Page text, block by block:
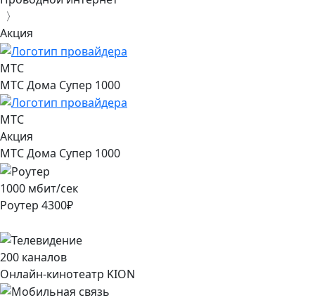
〉
Акция
МТС
МТС Дома Супер 1000
МТС
Акция
МТС Дома Супер 1000
1000 мбит/сек
Роутер 4300₽
200 каналов
Онлайн-кинотеатр KION